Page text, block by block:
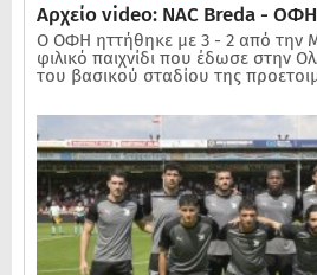
Αρχείο video: NAC Breda -
Ο ΟΦΗ ηττήθηκε με 3 - 2 από την
φιλικό παιχνίδι που έδωσε στην
του βασικού σταδίου της